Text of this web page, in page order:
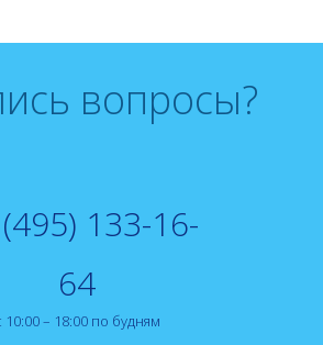
вопросы?
133-16-
64
10:00 – 18:00 по будням